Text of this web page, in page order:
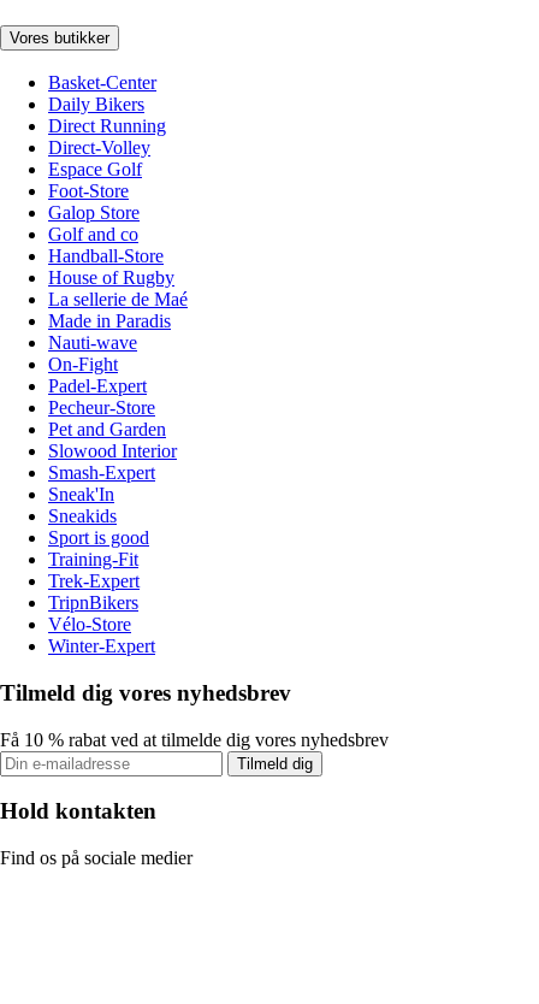
Vores butikker
Basket-Center
Daily Bikers
Direct Running
Direct-Volley
Espace Golf
Foot-Store
Galop Store
Golf and co
Handball-Store
House of Rugby
La sellerie de Maé
Made in Paradis
Nauti-wave
On-Fight
Padel-Expert
Pecheur-Store
Pet and Garden
Slowood Interior
Smash-Expert
Sneak'In
Sneakids
Sport is good
Training-Fit
Trek-Expert
TripnBikers
Vélo-Store
Winter-Expert
Tilmeld dig vores nyhedsbrev
Få 10 % rabat ved at tilmelde dig vores nyhedsbrev
Tilmeld dig
Hold kontakten
Find os på sociale medier